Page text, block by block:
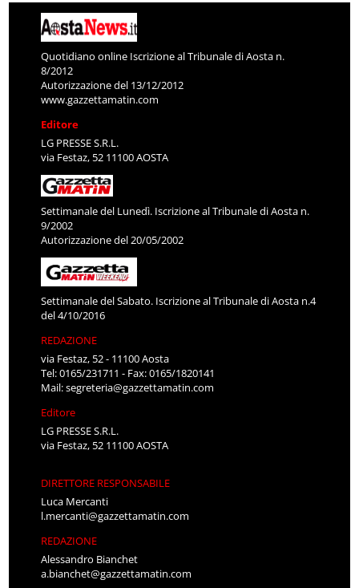
Quotidiano online Iscrizione al Tribunale di Aosta n.
8/2012
Autorizzazione del 13/12/2012
www.gazzettamatin.com
Editore
LG PRESSE S.R.L.
via Festaz, 52 11100 AOSTA
Settimanale del Lunedì. Iscrizione al Tribunale di Aosta n.
9/2002
Autorizzazione del 20/05/2002
Settimanale del Sabato. Iscrizione al Tribunale di Aosta n.4
del 4/10/2016
REDAZIONE
via Festaz, 52 - 11100 Aosta
Tel: 0165/231711 - Fax: 0165/1820141
Mail:segreteria@gazzettamatin.com
Editore
LG PRESSE S.R.L.
via Festaz, 52 11100 AOSTA
DIRETTORE RESPONSABILE
Luca Mercanti
l.mercanti@gazzettamatin.com
REDAZIONE
Alessandro Bianchet
a.bianchet@gazzettamatin.com